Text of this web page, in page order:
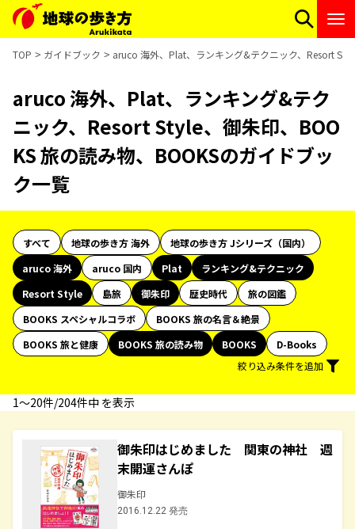
TOP ガイドブック aruco 海外、Plat、ランキング&テクニック、Resort
aruco 海外、Plat、ランキング&テク
ニック、Resort Style、御朱印、BOO
KS 旅の読み物、BOOKSのガイドブッ
ク一覧
すべて 地球の歩き方 海外
地球の歩き方 Jシリーズ（国内）
aruco 海外
aruco 国内 Plat
ランキング&テクニック
Resort Style
島旅 御朱印 歴史時代
旅の図鑑
BOOKS スペシャルコラボ
BOOKS 旅の名言＆絶景
BOOKS 旅と健康
BOOKS 旅の読み物 BOOKS
D-Books
絞り込み条件を追加
1〜20件/204件中 を表示
御朱印はじめました 関東の神社 週
末開運さんぽ
御朱印
2016.12.22 発売